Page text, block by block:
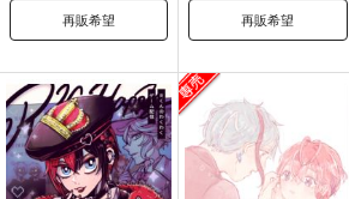
再販希望 再販希望